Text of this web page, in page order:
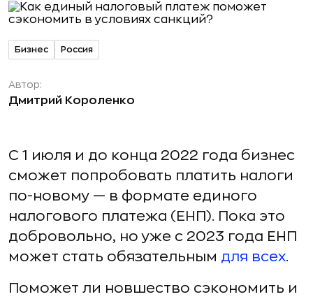
Бизнес Россия
Автор:
Дмитрий Короленко
С 1 июля и до конца 2022 года бизнес
сможет попробовать платить налоги
по-новому — в формате единого
налогового платежа (ЕНП). Пока это
добровольно, но уже с 2023 года ЕНП
может стать обязательным для всех.
Поможет ли новшество сэкономить и